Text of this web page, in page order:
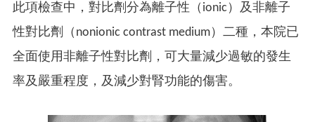
此項檢查中，對比劑分為離子性（ionic）及非離子
性對比劑（nonionic contrast medium）二種，本院已
全面使用非離子性對比劑，可大量減少過敏的發生
率及嚴重程度，及減少對腎功能的傷害。